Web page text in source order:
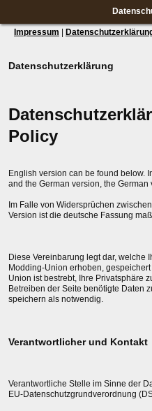
Impressum
Datenschutzerklärung
Policy
English version can be found below.
and the German version, the
Im Falle von Widersprüchen
Version ist die deutsche Fassung
Diese Vereinbarung legt dar, welche
Modding-Union erhoben,
Union ist bestrebt, Ihre Privatsphäre
Betreiben der Seite benötigte Daten
speichern als notwendig.
Verantwortlicher und Kontakt
Verantwortliche Stelle im Sinne der
EU-Datenschutzgrundverordnung